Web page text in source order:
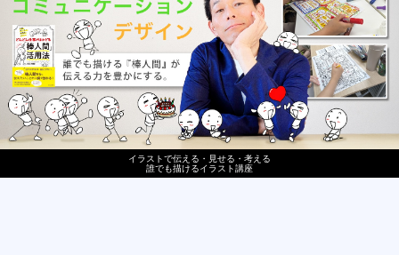
イラストで伝える・見せる・考える
誰でも描けるイラスト講座